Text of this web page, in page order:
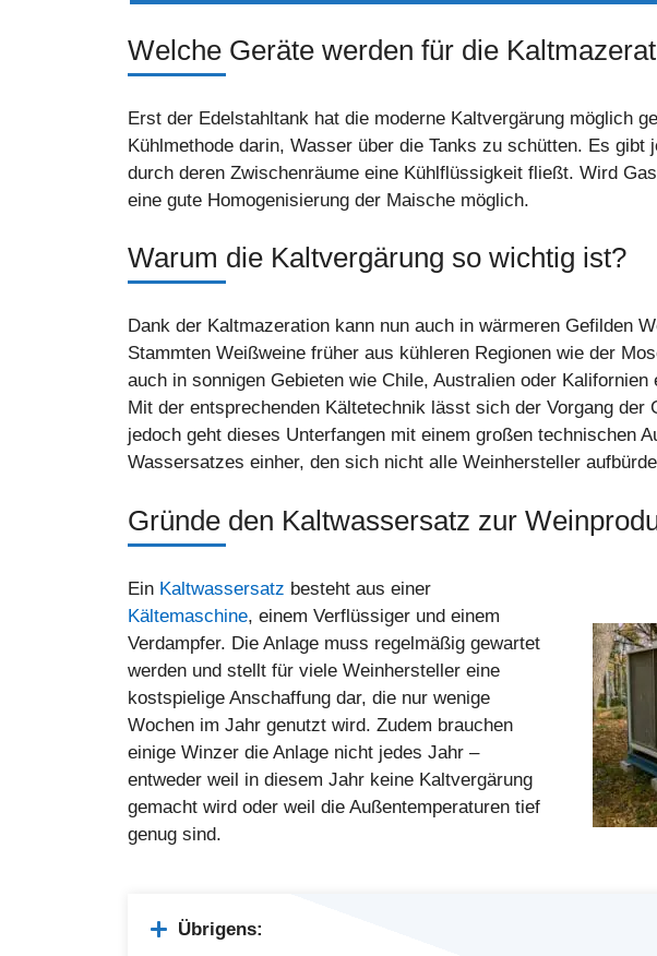
Welche Geräte werden für die
Erst der Edelstahltank hat die moderne Kaltvergärung möglich
Kühlmethode darin, Wasser über die Tanks zu schütten. Es gibt
durch deren Zwischenräume eine Kühlflüssigkeit fließt. Wird
eine gute Homogenisierung der Maische möglich.
Warum die Kaltvergärung so wichtig ist?
Dank der Kaltmazeration kann nun auch in wärmeren Gefilden
Stammten Weißweine früher aus kühleren Regionen wie der
auch in sonnigen Gebieten wie Chile, Australien oder
Mit der entsprechenden Kältetechnik lässt sich der Vorgang der
jedoch geht dieses Unterfangen mit einem großen technischen
Wassersatzes einher, den sich nicht alle Weinhersteller
Gründe den Kaltwassersatz zur
Ein Kaltwassersatz besteht aus einer
Kältemaschine, einem Verflüssiger und einem
Verdampfer. Die Anlage muss regelmäßig gewartet
werden und stellt für viele Weinhersteller eine
kostspielige Anschaffung dar, die nur wenige
Wochen im Jahr genutzt wird. Zudem brauchen
einige Winzer die Anlage nicht jedes Jahr –
entweder weil in diesem Jahr keine Kaltvergärung
gemacht wird oder weil die Außentemperaturen tief
genug sind.
Übrigens: